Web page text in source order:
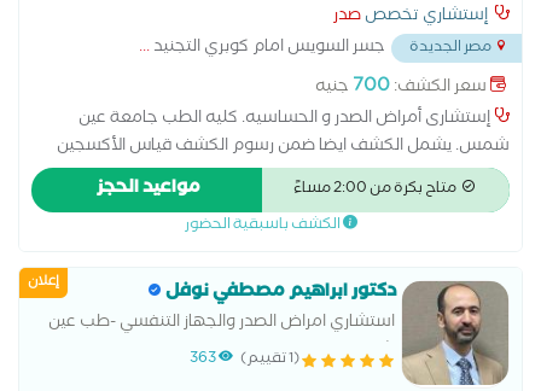
إستشاري تخصصصدر
مصر الجديدة جسر السويس امام كوبري التجنيد...
سعر الكشف:700 جنيه
إستشارى أمراض الصدر و الحساسيه. كليه الطب جامعة عين
شمس. يشمل الكشف ايضا ضمن رسوم الكشف قياس الأكسجين
بالدم لمعرفه تطور المرض فى حاله السده الرئويه و الربو و التليف
الرئوي و مناظرة الحالات الحرجه المستمره على الأكسجين المنزلى و
متابعتهم بعد الخروج من الرعايات لمنع حدوث اى انتكاسة أخرى.
متاح بكرة من 2:00 مساءً مواعيد الحجز
الكشف باسبقية الحضور
إعلان دكتور ابراهيم مصطفي نوفل
استشاري امراض الصدر والجهاز التنفسي -طب عين
شمس
(1 تقييم) 363